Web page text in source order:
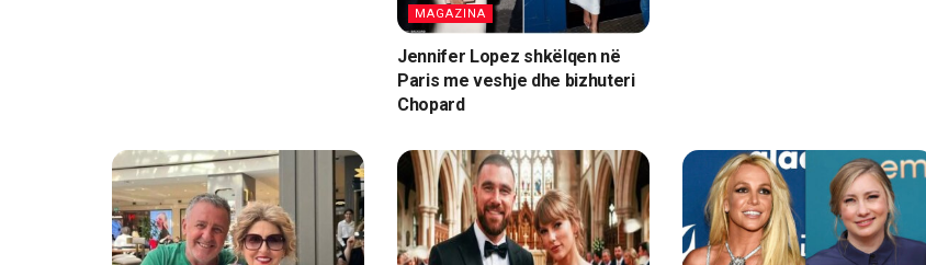
MAGAZINA
Jennifer Lopez shkëlqen në
Paris me veshje dhe bizhuteri
Chopard